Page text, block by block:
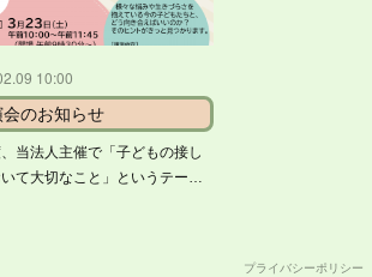
10:00
のお知らせ
、当法人主催で「子どもの接し
て大切なこと」というテー…
プライバシーポリシー